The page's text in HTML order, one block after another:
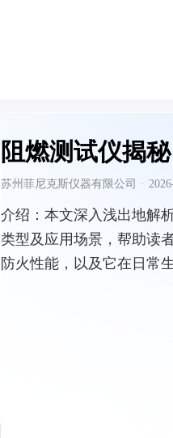
阻燃测试仪揭秘
苏州菲尼克斯仪器有限公司 ·
介绍： 本文深入浅出地解
类型及应用场景，帮助读
防火性能，以及它在日常